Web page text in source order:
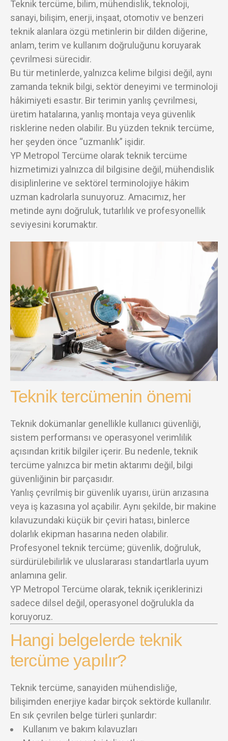
Teknik tercüme, bilim, mühendislik, teknoloji,
sanayi, bilişim, enerji, inşaat, otomotiv ve benzeri
teknik alanlara özgü metinlerin bir dilden diğerine,
anlam, terim ve kullanım doğruluğunu koruyarak
çevrilmesi sürecidir.
Bu tür metinlerde, yalnızca kelime bilgisi değil, aynı
zamanda teknik bilgi, sektör deneyimi ve terminoloji
hâkimiyeti esastır. Bir terimin yanlış çevrilmesi,
üretim hatalarına, yanlış montaja veya güvenlik
risklerine neden olabilir. Bu yüzden teknik tercüme,
her şeyden önce “uzmanlık” işidir.
YP Metropol Tercüme olarak teknik tercüme
hizmetimizi yalnızca dil bilgisine değil, mühendislik
disiplinlerine ve sektörel terminolojiye hâkim
uzman kadrolarla sunuyoruz. Amacımız, her
metinde aynı doğruluk, tutarlılık ve profesyonellik
seviyesini korumaktır.
Teknik tercümenin önemi
Teknik dokümanlar genellikle kullanıcı güvenliği,
sistem performansı ve operasyonel verimlilik
açısından kritik bilgiler içerir. Bu nedenle, teknik
tercüme yalnızca bir metin aktarımı değil, bilgi
güvenliğinin bir parçasıdır.
Yanlış çevrilmiş bir güvenlik uyarısı, ürün arızasına
veya iş kazasına yol açabilir. Aynı şekilde, bir makine
kılavuzundaki küçük bir çeviri hatası, binlerce
dolarlık ekipman hasarına neden olabilir.
Profesyonel teknik tercüme; güvenlik, doğruluk,
sürdürülebilirlik ve uluslararası standartlarla uyum
anlamına gelir.
YP Metropol Tercüme olarak, teknik içeriklerinizi
sadece dilsel değil, operasyonel doğrulukla da
koruyoruz.
Hangi belgelerde teknik
tercüme yapılır?
Teknik tercüme, sanayiden mühendisliğe,
bilişimden enerjiye kadar birçok sektörde kullanılır.
En sık çevrilen belge türleri şunlardır:
Kullanım ve bakım kılavuzları